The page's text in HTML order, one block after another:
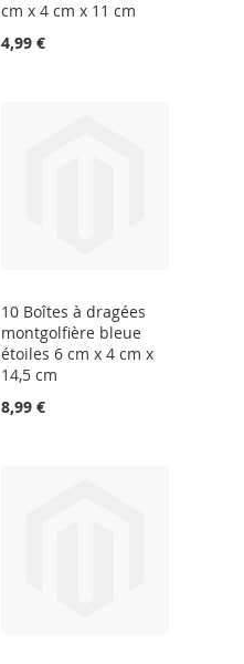
cm x 4 cm x 11 cm
4,99 €
10 Boîtes à dragées
montgolfière bleue
étoiles 6 cm x 4 cm x
14,5 cm
8,99 €